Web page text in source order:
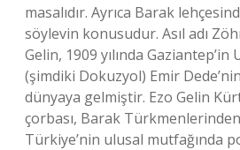
masalıdır. Ayrıca Barak
söylevin konusudur. Asıl adı
Gelin, 1909 yılında
(şimdiki Dokuzyol) Emir
dünyaya gelmiştir. Ezo Gelin
çorbası, Barak
Türkiye’nin ulusal mutfağında